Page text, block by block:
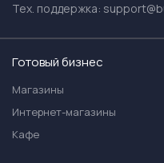
Тех. поддержка:
Готовый бизнес
Магазины
Интернет-магазины
Кафе